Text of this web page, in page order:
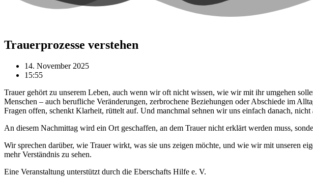
Trauerprozesse verstehen
14. November 2025
15:55
Trauer gehört zu unserem Leben, auch wenn wir oft nicht wissen, wie wir mit ihr umgehen
Menschen – auch berufliche Veränderungen, zerbrochene Beziehungen oder Abschiede im
Fragen offen, schenkt Klarheit, rüttelt auf. Und manchmal sehnen wir uns einfach danach, nicht
An diesem Nachmittag wird ein Ort geschaffen, an dem Trauer nicht erklärt werden muss,
Wir sprechen darüber, wie Trauer wirkt, was sie uns zeigen möchte, und wie wir mit unseren
mehr Verständnis zu sehen.
Eine Veranstaltung unterstützt durch die Eberschafts Hilfe e. V.